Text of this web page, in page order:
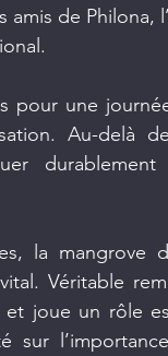
amis de
pour une
Au-delà
la
Véritable
joue un rôle
sur